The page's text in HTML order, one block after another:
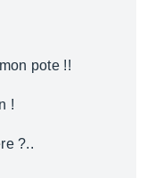
pote !!
!
?..